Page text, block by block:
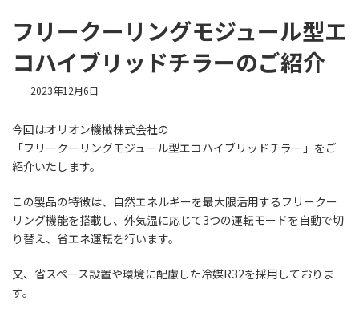
フリークーリングモジュール型エ
コハイブリッドチラーのご紹介
2023年12月6日
今回はオリオン機械株式会社の
「フリークーリングモジュール型エコハイブリッドチラー」をご
紹介いたします。
この製品の特徴は、自然エネルギーを最大限活用するフリークー
リング機能を搭載し、外気温に応じて3つの運転モードを自動で切
り替え、省エネ運転を行います。
又、省スペース設置や環境に配慮した冷媒R32を採用しておりま
す。